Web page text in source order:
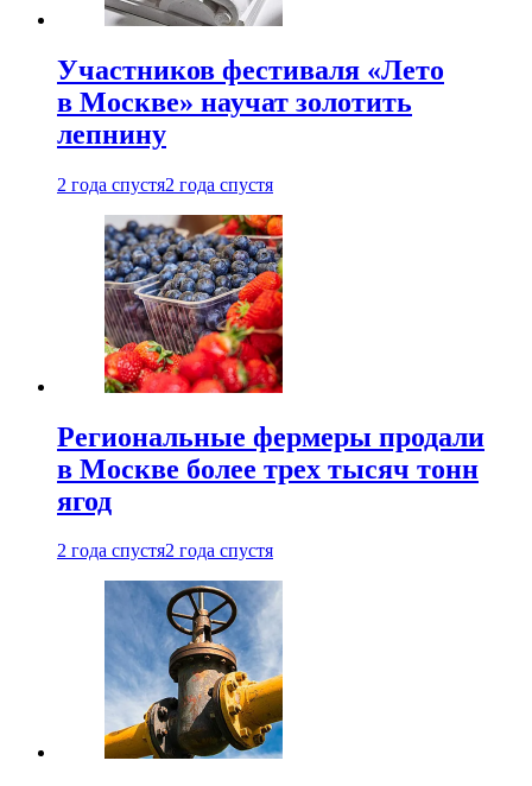
Участников фестиваля «Лето
в Москве» научат золотить
лепнину
2 года спустя2 года спустя
Региональные фермеры продали
в Москве более трех тысяч тонн
ягод
2 года спустя2 года спустя